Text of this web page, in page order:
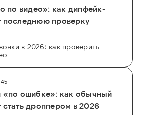
по видео»: как дипфейк-
последнюю проверку
в 2026: как проверить
«по ошибке»: как обычный
дроппером в 2026